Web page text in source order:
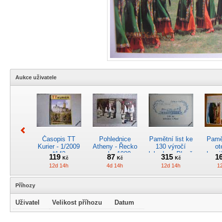
Aukce uživatele
Časopis TT
Kurier - 1/2009
*142
119Kč
12d 14h
Pohlednice
Atheny - Řecko
z roku 1989.
Nová nepoužitá
*5019
87 Kč
4d 14h
Pamětní list ke
130 výročí
lokodepa Plzeň
*2963
315 Kč
12d 14h
Příhozy
Uživatel Velikost příhozu Datum